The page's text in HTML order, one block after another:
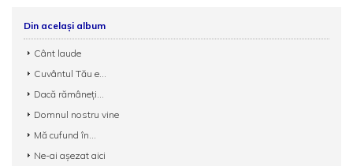
Din același album
Cânt laude
Cuvântul Tău e...
Dacă rămâneți...
Domnul nostru vine
Mă cufund în...
Ne-ai așezat aici